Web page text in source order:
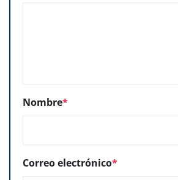
Nombre*
Correo electrónico*